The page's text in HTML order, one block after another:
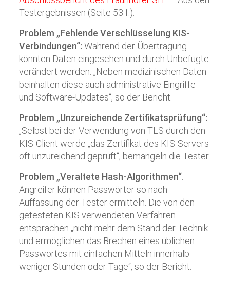
Testergebnissen (Seite 53 f.):
Problem „Fehlende Verschlüsselung KIS-
Verbindungen“: Während der Übertragung
könnten Daten eingesehen und durch Unbefugte
verändert werden. „Neben medizinischen Daten
beinhalten diese auch administrative Eingriffe
und Software-Updates“, so der Bericht.
Problem „Unzureichende Zertifikatsprüfung“:
„Selbst bei der Verwendung von TLS durch den
KIS-Client werde „das Zertifikat des KIS-Servers
oft unzureichend geprüft“, bemängeln die Tester.
Problem „Veraltete Hash-Algorithmen“:
Angreifer können Passwörter so nach
Auffassung der Tester ermitteln. Die von den
getesteten KIS verwendeten Verfahren
entsprächen „nicht mehr dem Stand der Technik
und ermöglichen das Brechen eines üblichen
Passwortes mit einfachen Mitteln innerhalb
weniger Stunden oder Tage“, so der Bericht.